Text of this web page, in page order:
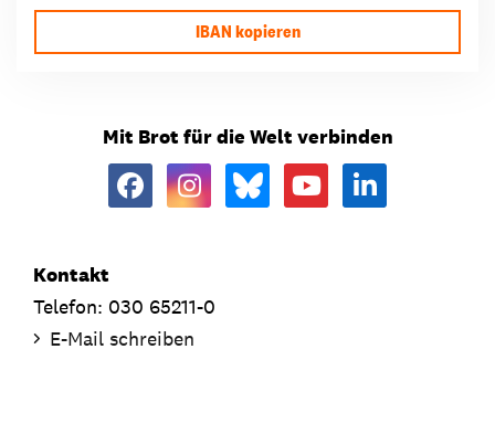
IBAN kopieren
Mit Brot für die Welt verbinden
Kontakt
Telefon: 030 65211-0
E-Mail schreiben